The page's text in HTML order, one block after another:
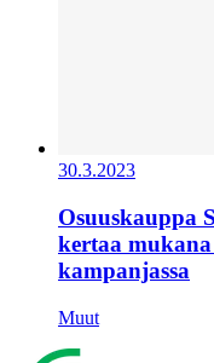
30.3.2023
Osuuskauppa
kertaa
kampanjassa
Muut